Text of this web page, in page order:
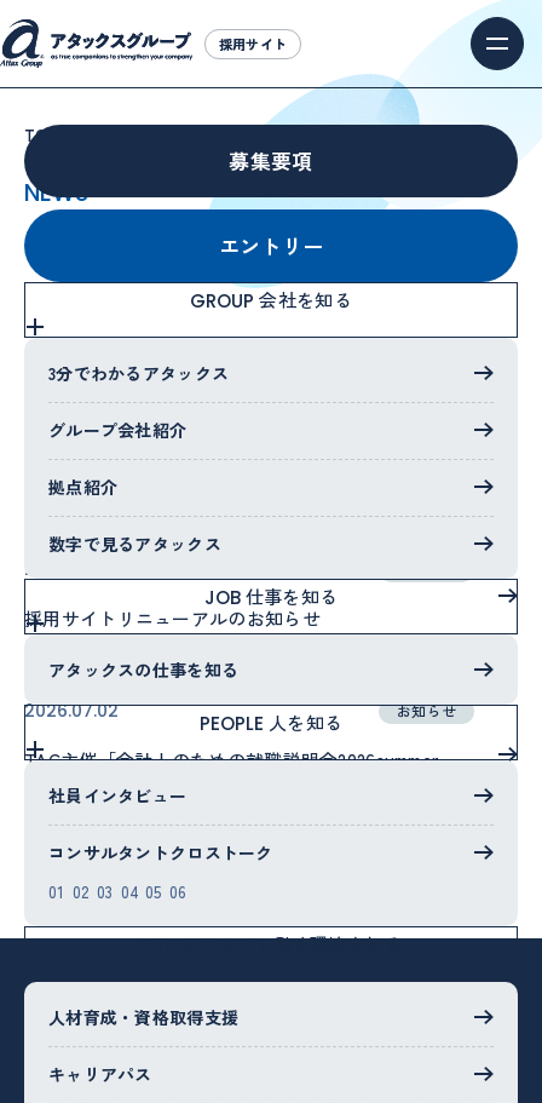
採用サイト
採用サイト
募集要項
エントリー
GROUP 会社を知る
3分でわかるアタックス
グループ会社紹介
拠点紹介
数字で見るアタックス
JOB 仕事を知る
アタックスの仕事を知る
PEOPLE 人を知る
社員インタビュー
コンサルタントクロストーク
01 02 03 04 05 06
ENVIRONMENT 働く環境を知る
人材育成・資格取得支援
キャリアパス
TOP
NEWS
お知らせ
ALL お知らせ
すべての記事
2026.07.22
採用サイトリニューアルのお知らせ
2026.07.02 お知らせ
TAC主催「会計人のための就職説明会2026summer」
のご案内
学び続け、考え抜き
経営に深く関わる